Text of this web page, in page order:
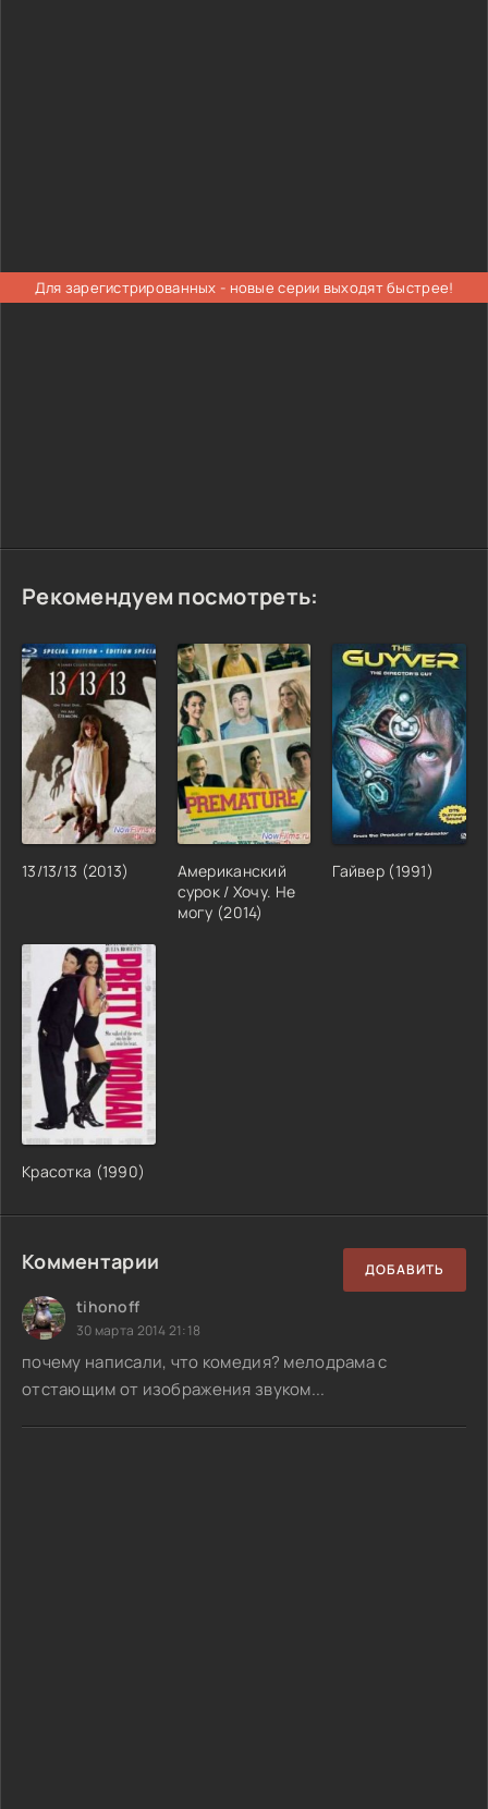
Для зарегистрированных - новые серии выходят быстрее!
Рекомендуем посмотреть:
13/13/13 (2013)
Американский
сурок / Хочу. Не
могу (2014)
Гайвер (1991)
Красотка (1990)
Комментарии ДОБАВИТЬ
tihonoff
30 марта 2014 21:18
почему написали, что комедия? мелодрама с
отстающим от изображения звуком...